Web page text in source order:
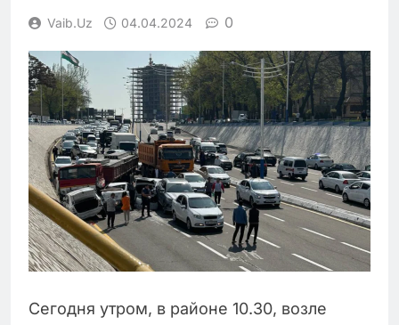
Vaib.uz 04.04.2024 0
Сегодня утром, в районе 10.30, возле